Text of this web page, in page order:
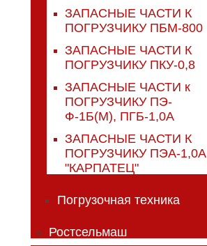
ЗАПАСНЫЕ ЧАСТИ К
ПОГРУЗЧИКУ ПБМ-800
ЗАПАСНЫЕ ЧАСТИ К
ПОГРУЗЧИКУ ПКУ-0,8
ЗАПАСНЫЕ ЧАСТИ к
ПОГРУЗЧИКУ ПЭ-
Ф-1Б(М), ПГБ-1,0А
ЗАПАСНЫЕ ЧАСТИ К
ПОГРУЗЧИКУ ПЭА-1,0А
"КАРПАТЕЦ"
Погрузочная техника
Ростсельмаш